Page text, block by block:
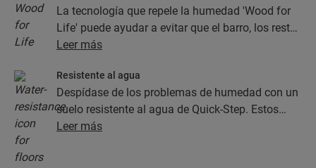
La tecnología que repele la humedad 'Wood for
Life' puede ayudar a evitar que el barro, los restos
de comida y otros tipos de suciedad se
madera. Esto ayuda a que el suelo parezca
nuevo.
Leer más
Resistente al agua
Despídase de los problemas de humedad con un
suelo resistente al agua de Quick-Step. Estos
suelos, además de contar con un aspecto
Leer más